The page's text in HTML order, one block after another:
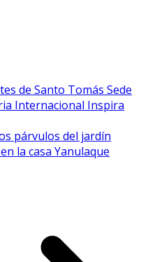
de Santo Tomás Sede
Internacional Inspira
párvulos del jardín
la casa Yanulaque